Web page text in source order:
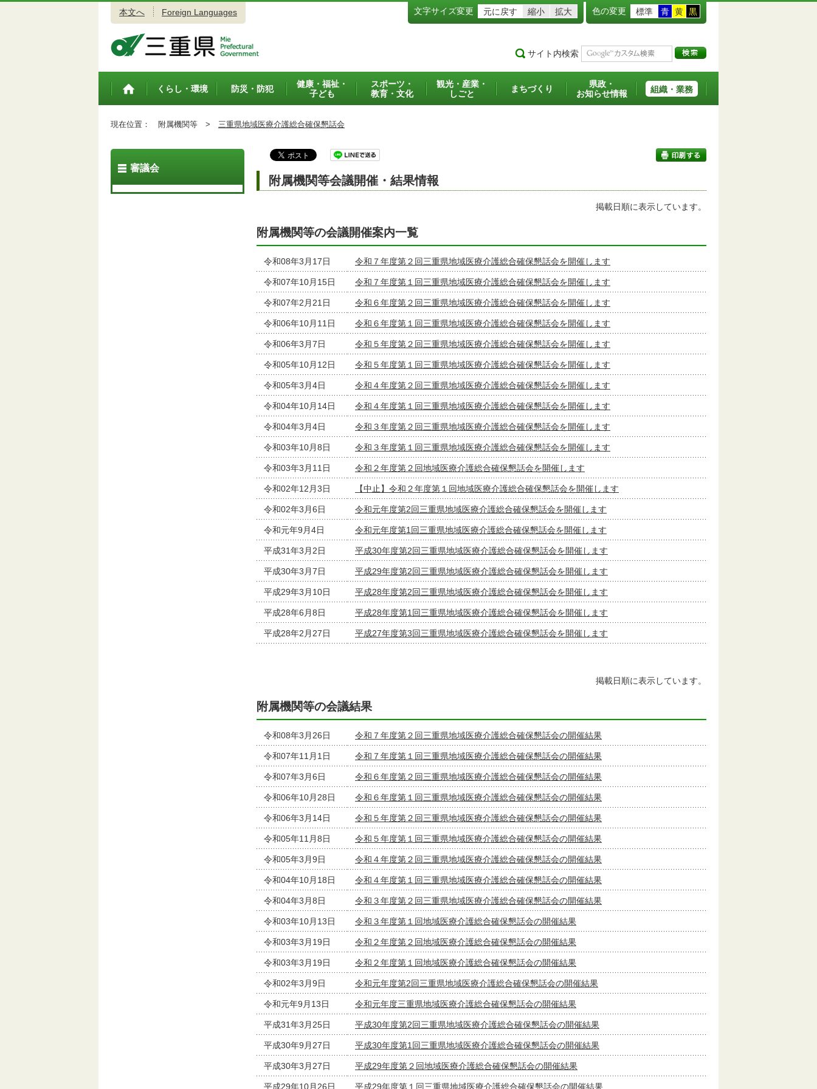
本文へ Foreign Languages 文字サイズ変更 元に戻す 縮小 拡大 色の変更 標準 青 黄 黒
サイト内検索
トップペ
くらし・環境 防災・防犯
健康・福祉・
子ども
スポーツ・
教育・文化
観光・産業・
しごと
まちづくり
県政・
お知らせ情報
組織・業務
現在位置： 附属機関等 > 三重県地域医療介護総合確保懇話会
印刷する
附属機関等会議開催・結果情報
掲載日順に表示しています。
附属機関等の会議開催案内一覧
令和08年3月17日 令和７年度第２回三重県地域医療介護総合確保懇話会を開催します
令和07年10月15日 令和７年度第１回三重県地域医療介護総合確保懇話会を開催します
令和07年2月21日 令和６年度第２回三重県地域医療介護総合確保懇話会を開催します
令和06年10月11日 令和６年度第１回三重県地域医療介護総合確保懇話会を開催します
令和06年3月7日 令和５年度第２回三重県地域医療介護総合確保懇話会を開催します
令和05年10月12日 令和５年度第１回三重県地域医療介護総合確保懇話会を開催します
令和05年3月4日 令和４年度第２回三重県地域医療介護総合確保懇話会を開催します
令和04年10月14日 令和４年度第１回三重県地域医療介護総合確保懇話会を開催します
令和04年3月4日 令和３年度第２回三重県地域医療介護総合確保懇話会を開催します
令和03年10月8日 令和３年度第１回三重県地域医療介護総合確保懇話会を開催します
令和03年3月11日 令和２年度第２回地域医療介護総合確保懇話会を開催します
令和02年12月3日 【中止】令和２年度第１回地域医療介護総合確保懇話会を開催します
令和02年3月6日 令和元年度第2回三重県地域医療介護総合確保懇話会を開催します
令和元年9月4日 令和元年度第1回三重県地域医療介護総合確保懇話会を開催します
平成31年3月2日 平成30年度第2回三重県地域医療介護総合確保懇話会を開催します
平成30年3月7日 平成29年度第2回三重県地域医療介護総合確保懇話会を開催します
平成29年3月10日 平成28年度第2回三重県地域医療介護総合確保懇話会を開催します
平成28年6月8日 平成28年度第1回三重県地域医療介護総合確保懇話会を開催します
平成28年2月27日 平成27年度第3回三重県地域医療介護総合確保懇話会を開催します
掲載日順に表示しています。
附属機関等の会議結果
令和08年3月26日 令和７年度第２回三重県地域医療介護総合確保懇話会の開催結果
令和07年11月1日 令和７年度第１回三重県地域医療介護総合確保懇話会の開催結果
令和07年3月6日 令和６年度第２回三重県地域医療介護総合確保懇話会の開催結果
令和06年10月28日 令和６年度第１回三重県地域医療介護総合確保懇話会の開催結果
令和06年3月14日 令和５年度第２回三重県地域医療介護総合確保懇話会の開催結果
令和05年11月8日 令和５年度第１回三重県地域医療介護総合確保懇話会の開催結果
令和05年3月9日 令和４年度第２回三重県地域医療介護総合確保懇話会の開催結果
令和04年10月18日 令和４年度第１回三重県地域医療介護総合確保懇話会の開催結果
令和04年3月8日 令和３年度第２回三重県地域医療介護総合確保懇話会の開催結果
令和03年10月13日 令和３年度第１回地域医療介護総合確保懇話会の開催結果
令和03年3月19日 令和２年度第２回地域医療介護総合確保懇話会の開催結果
令和03年3月19日 令和２年度第１回地域医療介護総合確保懇話会の開催結果
令和02年3月9日 令和元年度第2回三重県地域医療介護総合確保懇話会の開催結果
令和元年9月13日 令和元年度三重県地域医療介護総合確保懇話会の開催結果
平成31年3月25日 平成30年度第2回三重県地域医療介護総合確保懇話会の開催結果
平成30年9月27日 平成30年度第1回三重県地域医療介護総合確保懇話会の開催結果
平成30年3月27日 平成29年度第２回地域医療介護総合確保懇話会の開催結果
平成29年10月26日 平成29年度第１回三重県地域医療介護総合確保懇話会の開催結果
審議会